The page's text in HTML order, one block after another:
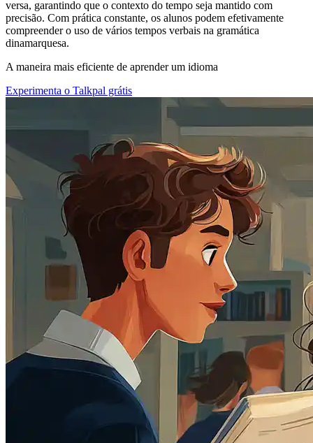
versa, garantindo que o contexto do tempo seja mantido com
precisão. Com prática constante, os alunos podem efetivamente
compreender o uso de vários tempos verbais na gramática
dinamarquesa.
A maneira mais eficiente de aprender um idioma
Experimenta o Talkpal grátis